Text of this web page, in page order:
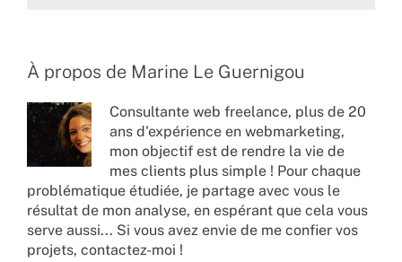
À propos de Marine Le Guernigou
Consultante web freelance, plus de 20
ans d'expérience en webmarketing,
mon objectif est de rendre la vie de
mes clients plus simple ! Pour chaque
problématique étudiée, je partage avec vous le
résultat de mon analyse, en espérant que cela vous
serve aussi... Si vous avez envie de me confier vos
projets, contactez-moi !